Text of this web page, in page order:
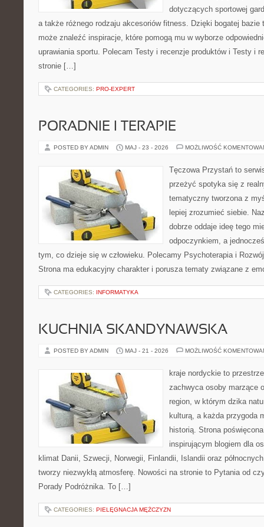
dotyczących sportowej
a także różnego rodzaju akcesoriów fitness. Dzięki bogatej
może znaleźć inspiracje, które pomogą mu w wyborze
uprawiania sportu. Polecam Testy i recenzje produktów i Testy i
stronie […]
CATEGORIES: PRO-EXPERT
PORADNIE I TERAPIE
POSTED BY ADMIN MAJ - 23 - 2026 MOŻLIWOŚĆ
Tęczowa Przystań to
przeżyć spotyka się z
tematyczny tworzona z
lepiej zrozumieć siebie.
dobrze oddaje ideę tego
odpoczynkiem, a
tym, co dzieje się w człowieku. Polecamy Psychoterapia i
Strona ma edukacyjny charakter i porusza tematy związane z
CATEGORIES: INFORMATYKA
KUCHNIA SKANDYNAWSKA
POSTED BY ADMIN MAJ - 21 - 2026 MOŻLIWOŚĆ
kraje nordyckie to
zachwyca osoby marzące
region, w którym dzika
kulturą, a każda przygoda
historią. Strona
inspirującym blogiem dla
klimat Danii, Szwecji, Norwegii, Finlandii, Islandii oraz
tworzy niezwykłą atmosferę. Nowości na stronie to Pytania od
Porady Podróżnika. To […]
CATEGORIES: PIELĘGNACJA MĘŻCZYZN